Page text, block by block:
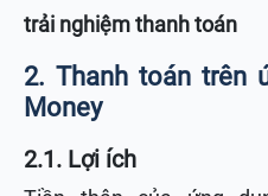
trải nghiệm thanh toán
2. Thanh toán trên
Money
2.1. Lợi ích